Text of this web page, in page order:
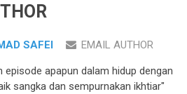
SAFEI EMAIL AUTHOR
episode apapun dalam hidup dengan
sangka dan sempurnakan ikhtiar"